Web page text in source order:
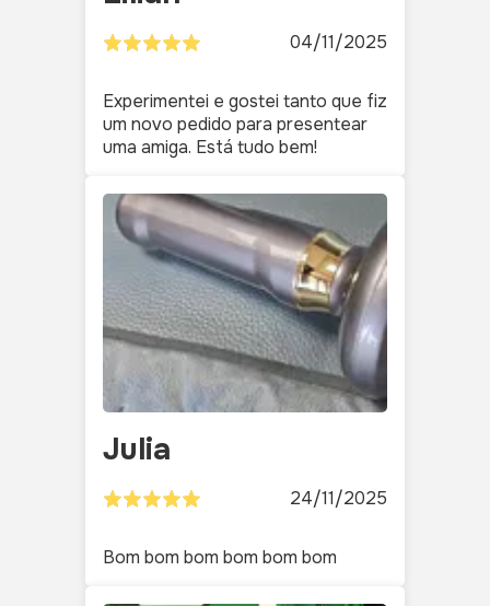
04/11/2025
Experimentei e gostei tanto que fiz
um novo pedido para presentear
uma amiga. Está tudo bem!
Julia
24/11/2025
Bom bom bom bom bom bom